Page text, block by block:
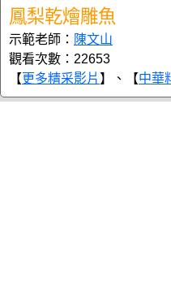
鳳梨乾燴雕魚
示範老師： 陳文山
觀看次數：22653
【更多精采影片 】、【中華